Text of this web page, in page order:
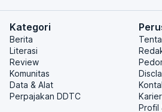
Kategori
Berita
Literasi
Review
Komunitas
Data & Alat
Perpajakan DDTC
Karier
Profil